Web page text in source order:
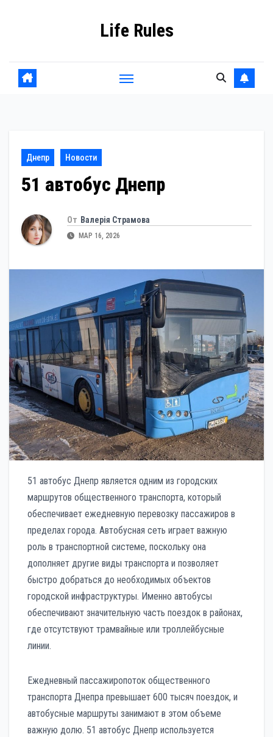
Life Rules
Днепр Новости
51 автобус Днепр
От Валерія Страмова
МАР 16, 2026
51 автобус Днепр является одним из городских
маршрутов общественного транспорта, который
обеспечивает ежедневную перевозку пассажиров в
пределах города. Автобусная сеть играет важную
роль в транспортной системе, поскольку она
дополняет другие виды транспорта и позволяет
быстро добраться до необходимых объектов
городской инфраструктуры. Именно автобусы
обеспечивают значительную часть поездок в районах,
где отсутствуют трамвайные или троллейбусные
линии.
Ежедневный пассажиропоток общественного
транспорта Днепра превышает 600 тысяч поездок, и
автобусные маршруты занимают в этом объеме
важную долю. 51 автобус Днепр используется